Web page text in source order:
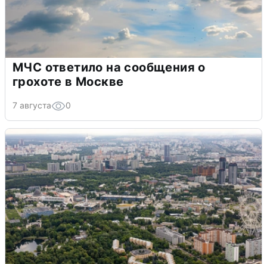
МЧС ответило на сообщения о
грохоте в Москве
7 августа 0